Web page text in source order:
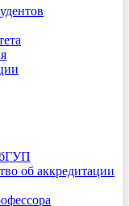
об аккредитации